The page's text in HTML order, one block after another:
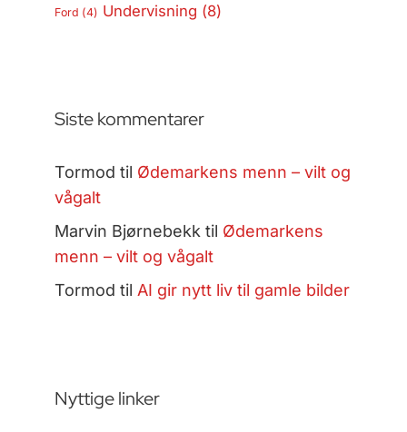
Ford (4) Undervisning (8)
Siste kommentarer
Tormod til Ødemarkens menn – vilt og
vågalt
Marvin Bjørnebekk til Ødemarkens
menn – vilt og vågalt
Tormod til AI gir nytt liv til gamle bilder
Nyttige linker